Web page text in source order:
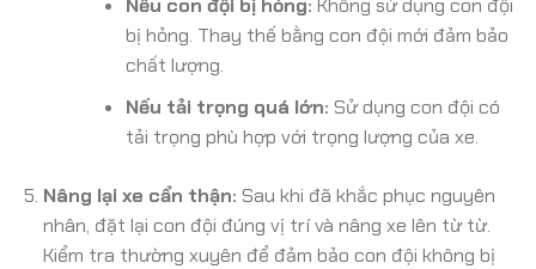
Nếu con đội bị hỏng: Không sử dụng con đội
bị hỏng. Thay thế bằng con đội mới đảm bảo
chất lượng.
Nếu tải trọng quá lớn: Sử dụng con đội có
tải trọng phù hợp với trọng lượng của xe.
Nâng lại xe cẩn thận: Sau khi đã khắc phục nguyên
nhân, đặt lại con đội đúng vị trí và nâng xe lên từ từ.
Kiểm tra thường xuyên để đảm bảo con đội không bị